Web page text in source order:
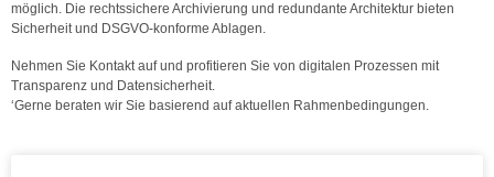
möglich. Die rechtssichere Archivierung und redundante Architektur bieten
Sicherheit und DSGVO-konforme Ablagen.
Nehmen Sie Kontakt auf und profitieren Sie von digitalen Prozessen mit
Transparenz und Datensicherheit.
‘Gerne beraten wir Sie basierend auf aktuellen Rahmenbedingungen.